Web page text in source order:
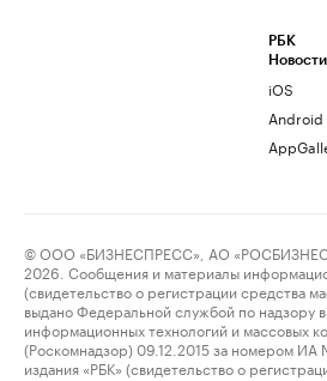
РБК
Новости
iOS
Android
© ООО «БИЗНЕСПРЕСС», АО
2026. Сообщения и материалы
(свидетельство о регистрации средства
выдано Федеральной службой по надзору
информационных технологий и массовых
(Роскомнадзор) 09.12.2015 за номером
издания «РБК» (свидетельство о